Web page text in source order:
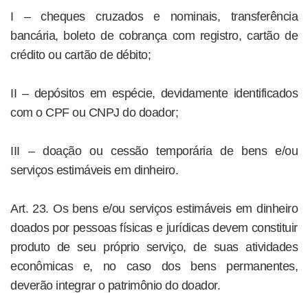
I – cheques cruzados e nominais, transferência
bancária, boleto de cobrança com registro, cartão de
crédito ou cartão de débito;
II – depósitos em espécie, devidamente identificados
com o CPF ou CNPJ do doador;
III – doação ou cessão temporária de bens e/ou
serviços estimáveis em dinheiro.
Art. 23. Os bens e/ou serviços estimáveis em dinheiro
doados por pessoas físicas e jurídicas devem constituir
produto de seu próprio serviço, de suas atividades
econômicas e, no caso dos bens permanentes,
deverão integrar o patrimônio do doador.